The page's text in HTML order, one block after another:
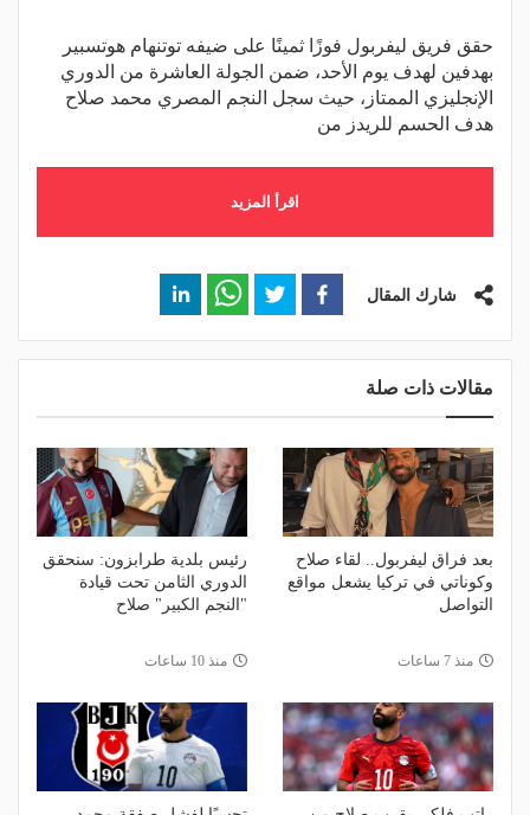
حقق فريق ليفربول فوزًا ثمينًا على ضيفه توتنهام هوتسبير
بهدفين لهدف يوم الأحد، ضمن الجولة العاشرة من الدوري
الإنجليزي الممتاز، حيث سجل النجم المصري محمد صلاح
هدف الحسم للريدز من
اقرأ المزيد
شارك المقال
مقالات ذات صلة
بعد فراق ليفربول.. لقاء صلاح
وكوناتي في تركيا يشعل مواقع
التواصل
منذ 7 ساعات
رئيس بلدية طرابزون: سنحقق
الدوري الثامن تحت قيادة
"النجم الكبير" صلاح
منذ 10 ساعات